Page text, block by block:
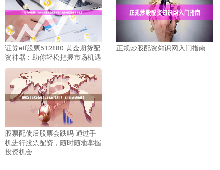
证券etf股票512880 黄金期货配
资神器：助你轻松把握市场机遇
正规炒股配资知识网入门指南
股票配债后股票会跌吗 通过手
机进行股票配资，随时随地掌握
投资机会